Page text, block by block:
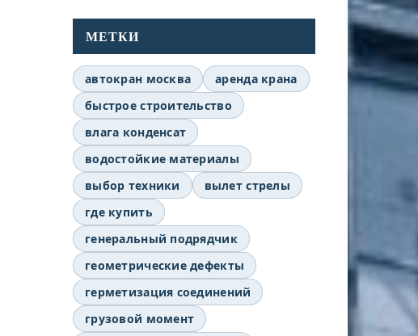
МЕТКИ
автокран москва
аренда крана
быстрое строительство
влага конденсат
водостойкие материалы
выбор техники
вылет стрелы
где купить
генеральный подрядчик
геометрические дефекты
герметизация соединений
грузовой момент